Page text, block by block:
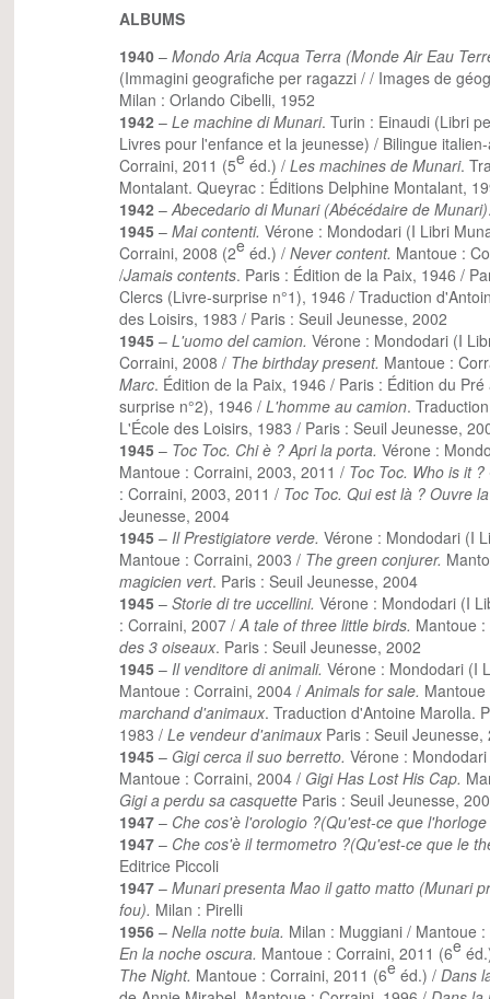
ALBUMS
1940 – Mondo Aria Acqua Terra (Monde Air Eau
(Immagini geografiche per ragazzi / / Images de
Milan : Orlando Cibelli, 1952
1942 – Le machine di Munari. Turin : Einaudi (Libri
Livres pour l'enfance et la jeunesse) / Bilingue
Corraini, 2011 (5e éd.) / Les machines de Munari.
Montalant. Queyrac : Éditions Delphine Montalant,
1942 –Abecedario di Munari (Abécédaire de Munari)
1945 – Mai contenti. Vérone : Mondodari (I Libri
Corraini, 2008 (2e éd.) / Never content. Mantoue :
/Jamais contents. Paris : Édition de la Paix, 1946 /
Clercs (Livre-surprise n°1), 1946 / Traduction
des Loisirs, 1983 / Paris : Seuil Jeunesse, 2002
1945 – L'uomo del camion. Vérone : Mondodari (I
Corraini, 2008 / The birthday present. Mantoue :
Marc. Édition de la Paix, 1946 / Paris : Édition du
surprise n°2), 1946 / L'homme au camion.
L'École des Loisirs, 1983 / Paris : Seuil Jeunesse,
1945 – Toc Toc. Chi è ? Apri la porta. Vérone :
Mantoue : Corraini, 2003, 2011 / Toc Toc. Who is it
: Corraini, 2003, 2011 / Toc Toc. Qui est là ? Ouvre
Jeunesse, 2004
1945 – Il Prestigiatore verde. Vérone : Mondodari (I
Mantoue : Corraini, 2003 / The green conjurer.
magicien vert. Paris : Seuil Jeunesse, 2004
1945 – Storie di tre uccellini. Vérone : Mondodari (I
: Corraini, 2007 /A tale of three little birds. Mantoue
des 3 oiseaux. Paris : Seuil Jeunesse, 2002
1945 – Il venditore di animali. Vérone : Mondodari (I
Mantoue : Corraini, 2004 /Animals for sale.
marchand d'animaux. Traduction d'Antoine Marolla.
1983 / Le vendeur d'animaux Paris : Seuil Jeunesse,
1945 – Gigi cerca il suo berretto. Vérone :
Mantoue : Corraini, 2004 / Gigi Has Lost His Cap.
Gigi a perdu sa casquette Paris : Seuil Jeunesse,
1947 – Che cos'è l'orologio ?(Qu'est-ce que
1947 – Che cos'è il termometro ?(Qu'est-ce que le
Editrice Piccoli
1947 – Munari presenta Mao il gatto matto (Munari
fou). Milan : Pirelli
1956 – Nella notte buia. Milan : Muggiani / Mantoue
En la noche oscura. Mantoue : Corraini, 2011 (6e
The Night. Mantoue : Corraini, 2011 (6e éd.) / Dans